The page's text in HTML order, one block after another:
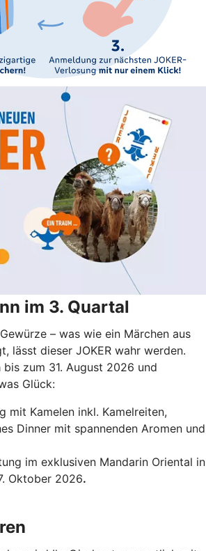
im 3. Quartal
– was wie ein Märchen aus
lässt dieser JOKER wahr werden.
bis zum 31. August 2026 und
Glück:
mit Kamelen inkl. Kamelreiten,
Dinner mit spannenden Aromen und
im exklusiven Mandarin Oriental in
Oktober 2026.